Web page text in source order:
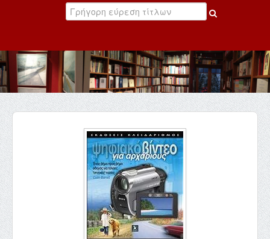
Κατάλογος
Εκδηλώσεις
Επικοινωνία